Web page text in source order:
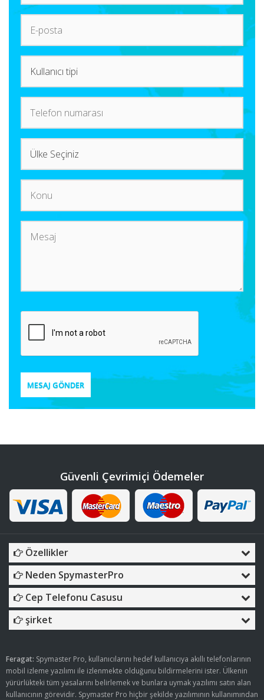
MESAJ GÖNDER
Güvenli Çevrimiçi Ödemeler
Özellikler
Neden SpymasterPro
Cep Telefonu Casusu
şirket
Feragat: Spymaster Pro, kullanıcılarını hedef kullanıcıya akıllı telefonlarının
mobil izleme yazılımı ile izlenmekte olduğunu bildirmelerini ister. Ülkenin
yürürlükteki tüm yasalarını belirlemek ve bunlara uymak yazılımı satın alan
kullanıcının görevidir. Spymaster Pro hiçbir şekilde yazılımının kullanımından